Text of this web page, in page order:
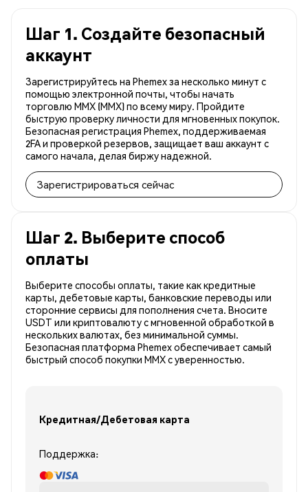
Шаг 1. Создайте безопасный
аккаунт
Зарегистрируйтесь на Phemex за несколько минут с
помощью электронной почты, чтобы начать
торговлю MMX (MMX) по всему миру. Пройдите
быструю проверку личности для мгновенных покупок.
Безопасная регистрация Phemex, поддерживаемая
2FA и проверкой резервов, защищает ваш аккаунт с
самого начала, делая биржу надежной.
Зарегистрироваться сейчас
Шаг 2. Выберите способ
оплаты
Выберите способы оплаты, такие как кредитные
карты, дебетовые карты, банковские переводы или
сторонние сервисы для пополнения счета. Вносите
USDT или криптовалюту с мгновенной обработкой в
нескольких валютах, без минимальной суммы.
Безопасная платформа Phemex обеспечивает самый
быстрый способ покупки MMX с уверенностью.
Кредитная/Дебетовая карта
Поддержка: